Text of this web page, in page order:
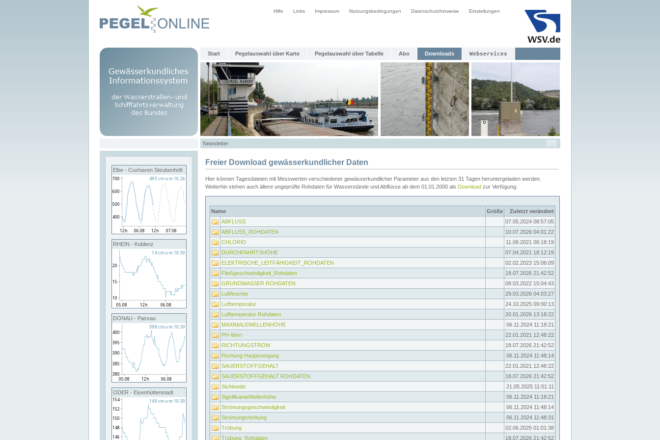
Hilfe Links Impressum Nutzungsbedingungen Datenschutzhinweise Einstellungen
Start Pegelauswahl über Karte Pegelauswahl über Tabelle Abo Downloads Webservices
Newsletter
Elbe - Cuxhaven Steubenhöft
RHEIN - Koblenz
DONAU - Passau
ODER - Eisenhüttenstadt
Freier Download gewässerkundlicher Daten
Hier können Tagesdateien mit Messwerten verschiedener gewässerkundlicher Parameter aus den letzten 31 Tagen heruntergeladen werden.
Weiterhin stehen auch ältere ungeprüfte Rohdaten für Wasserstände und Abflüsse ab dem 01.01.2000 als Download zur Verfügung.
Name Größe
Zuletzt verändert
ABFLUSS
07.05.2024 08:57:05
ABFLUSS_ROHDATEN
10.07.2026 04:01:22
CHLORID
11.08.2021 06:18:19
DURCHFAHRTSHÖHE
07.04.2021 18:12:19
ELEKTRISCHE_LEITFÄHIGKEIT_ROHDATEN
02.02.2023 15:06:09
Fließgeschwindigkeit_Rohdaten
18.07.2026 21:42:52
GRUNDWASSER ROHDATEN
08.03.2022 15:04:43
Luftfeuchte
29.03.2026 04:03:27
Lufttemperatur
24.10.2025 09:00:13
Lufttemperatur Rohdaten
20.01.2026 13:18:22
MAXIMALEWELLENHÖHE
06.11.2024 11:18:21
PH-Wert
22.01.2021 12:48:22
RICHTUNGSTROM
18.07.2026 21:42:52
Richtung Hauptseegang
06.11.2024 11:48:14
SAUERSTOFFGEHALT
22.01.2021 12:48:22
SAUERSTOFFGEHALT ROHDATEN
18.07.2026 21:42:52
Sichtweite
21.05.2025 11:51:11
SignifikanteWellenhöhe
06.11.2024 11:18:21
Strömungsgeschwindigkeit
06.11.2024 11:48:14
Strömungsrichtung
06.11.2024 11:48:31
Trübung
02.06.2025 01:01:38
Trübung_Rohdaten
18.07.2026 21:42:52